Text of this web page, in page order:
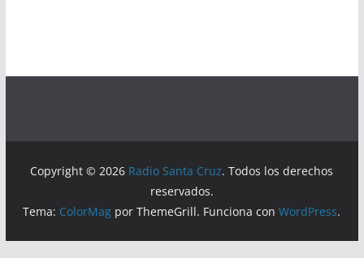
Copyright © 2026 Radio Santa Cruz. Todos los derechos
reservados.
Tema: ColorMag por ThemeGrill. Funciona conWordPress.